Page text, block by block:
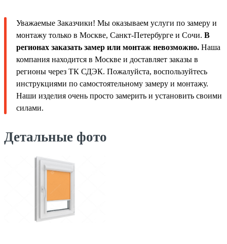
Уважаемые Заказчики! Мы оказываем услуги по замеру и
монтажу только в Москве, Санкт-Петербурге и Сочи. В
регионах заказать замер или монтаж невозможно. Наша
компания находится в Москве и доставляет заказы в
регионы через ТК СДЭК. Пожалуйста, воспользуйтесь
инструкциями по самостоятельному замеру и монтажу.
Наши изделия очень просто замерить и установить своими
силами.
Детальные фото